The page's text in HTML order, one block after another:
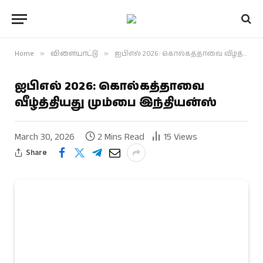
Home » விளையாட்டு » ஐபிஎல் 2026: கொல்கத்தாவை வீழ்த்தியது மும்பை இந்தியன்ஸ்
ஐபிஎல் 2026: கொல்கத்தாவை
வீழ்த்தியது மும்பை இந்தியன்ஸ்
March 30, 2026 2 Mins Read 15 Views
Share